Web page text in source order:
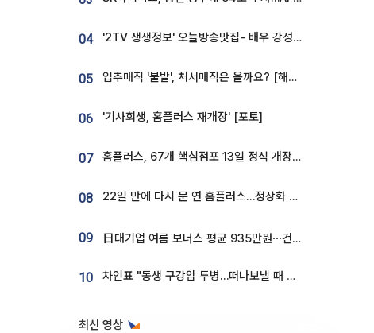
04 '2TV 생생정보' 오늘방송맛집- 배우 강성진 단골! 쌀국수ㆍ푸팟퐁 커리 맛집 '블○○○'
05 입추매직 '불발', 처서매직은 올까요? [해시태그]
06 '기사회생, 홈플러스 재개장' [포토]
07 홈플러스, 67개 핵심점포 13일 정식 개장…영업 재개 속도
08 22일 만에 다시 문 연 홈플러스…정상화 바쁜데 재고 없어 ‘발동동’[가보니]
09 日대기업 여름 보너스 평균 935만원⋯건설회사 1800만 넘어
10 차인표 "동생 구강암 투병…떠나보낼 때 가장 힘들었다”
최신 영상